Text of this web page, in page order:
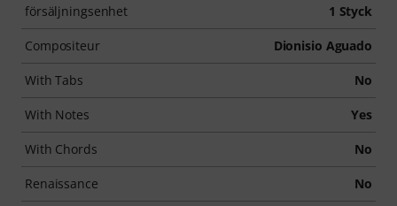
försäljningsenhet 1 Styck
Compositeur Dionisio Aguado
With Tabs No
With Notes Yes
With Chords No
Renaissance No